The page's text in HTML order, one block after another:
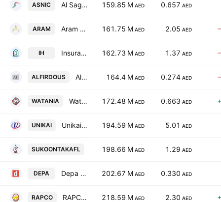
ASNIC Al Sagr National Insurance Co. PSC 159.85 M AED 0.657 AED
ARAM Aram Group 161.75 M AED 2.05 AED
IH Insurance House 162.73 M AED 1.37 AED
ALFIRDOUS Al Firdous Holdings PJSC 164.4 M AED 0.274 AED
WATANIA Watania International Holding PJSC 172.48 M AED 0.663 AED
UNIKAI Unikai Foods PJSC 194.59 M AED 5.01 AED
SUKOONTAKAFL Sukoon Takaful PJSC
198.66 M AED 1.29 AED
DEPA Depa Plc 202.67 M AED 0.330 AED
RAPCO RAPCO Investment PJSC 218.59 M AED 2.30 AED